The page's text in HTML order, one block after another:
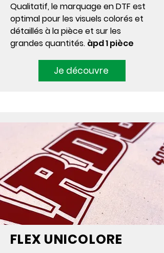
Qualitatif, le marquage en DTF est
optimal pour les visuels colorés et
détaillés à la pièce et sur les
grandes quantités. àpd 1 pièce
Je découvre
FLEX UNICOLORE